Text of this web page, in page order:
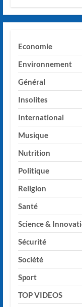
Economie
Environnement
Général
Insolites
International
Musique
Nutrition
Politique
Religion
Santé
Science &
Sécurité
Société
Sport
TOP VIDEOS